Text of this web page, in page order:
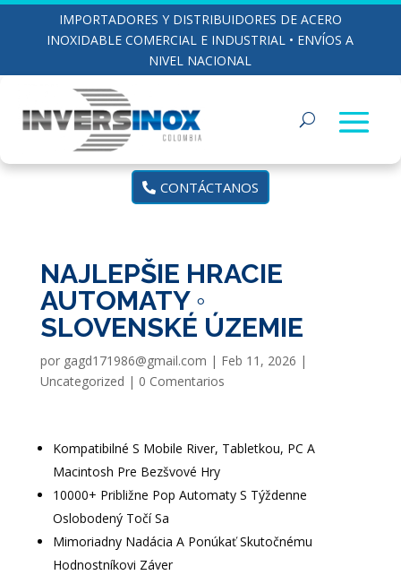
IMPORTADORES Y DISTRIBUIDORES DE ACERO
INOXIDABLE COMERCIAL E INDUSTRIAL • ENVÍOS A
NIVEL NACIONAL
CONTÁCTANOS
NAJLEPŠIE HRACIE
AUTOMATY ◦
SLOVENSKÉ ÚZEMIE
por gagd171986@gmail.com | Feb 11, 2026 |
Uncategorized | 0 Comentarios
Kompatibilné S Mobile River, Tabletkou, PC A
Macintosh Pre Bezšvové Hry
10000+ Približne Pop Automaty S Týždenne
Oslobodený Točí Sa
Mimoriadny Nadácia A Ponúkať Skutočnému
Hodnostníkovi Záver